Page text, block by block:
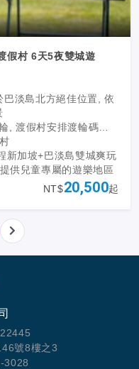
村 6天5夜雙城遊
淡島北方絕佳位置, 依
, 渡假村安排渡輪碼頭
新加坡+巴淡島雙城爽玩
供兒童專屬的遊樂地區
NT$20,500起
號8樓之3
3028